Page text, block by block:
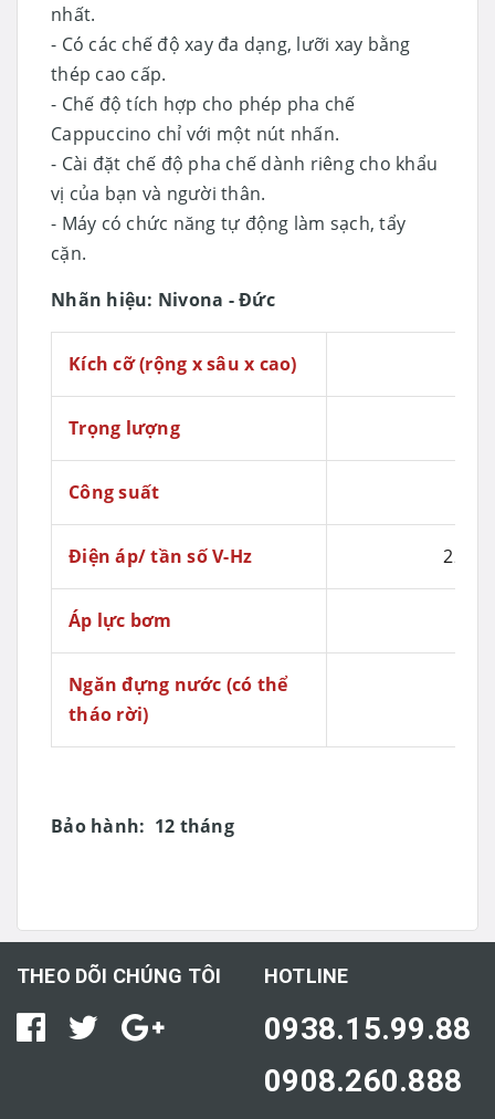
nhất.
- Có các chế độ xay đa dạng, lưỡi xay bằng
thép cao cấp.
- Chế độ tích hợp cho phép pha chế
Cappuccino chỉ với một nút nhấn.
- Cài đặt chế độ pha chế dành riêng cho khẩu
vị của bạn và người thân.
- Máy có chức năng tự động làm sạch, tẩy
cặn.
Nhãn hiệu: Nivona - Đức
Kích cỡ (rộng x sâu x cao)
Trọng lượng
Công suất
Điện áp/ tần số V-Hz 220-
Áp lực bơm
Ngăn đựng nước (có thể
tháo rời)
Bảo hành: 12 tháng
THEO DÕI CHÚNG TÔI HOTLINE
0938.15.99.88
0908.260.888